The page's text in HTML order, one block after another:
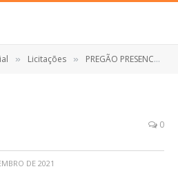
» Licitações » PREGÃO PRESENCIAL Nº 013/2020 (CONTRATAÇÃO DE EMPRESA PARA AQUISIÇÃO DE LANCHES E PRODUTOS DE PANIFICAÇÃO DE INTERESSE DA ADMINISTRAÇÃO PÚBLICA)
0
DE 2021